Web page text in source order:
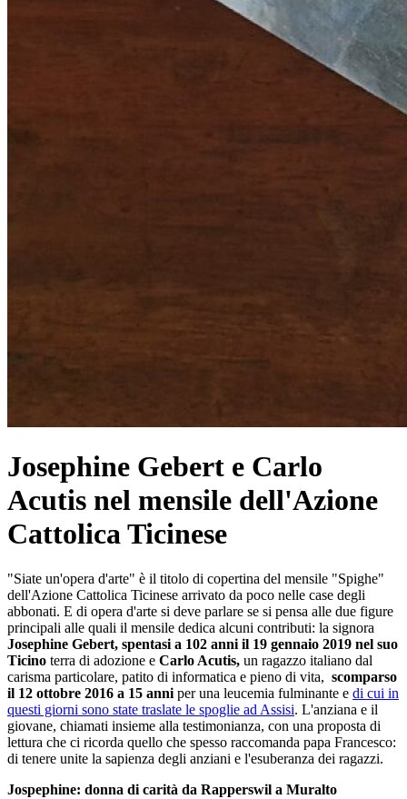
Josephine Gebert e Carlo
Acutis nel mensile dell'Azione
Cattolica Ticinese
"Siate un'opera d'arte" è il titolo di copertina del mensile "Spighe"
dell'Azione Cattolica Ticinese arrivato da poco nelle case degli
abbonati. E di opera d'arte si deve parlare se si pensa alle due figure
principali alle quali il mensile dedica alcuni contributi: la signora
Josephine Gebert, spentasi a 102 anni il 19 gennaio 2019 nel suo
Ticino terra di adozione e Carlo Acutis, un ragazzo italiano dal
carisma particolare, patito di informatica e pieno di vita, scomparso
il 12 ottobre 2016 a 15 anni per una leucemia fulminante e di cui in
questi giorni sono state traslate le spoglie ad Assisi. L'anziana e il
giovane, chiamati insieme alla testimonianza, con una proposta di
lettura che ci ricorda quello che spesso raccomanda papa Francesco:
di tenere unite la sapienza degli anziani e l'esuberanza dei ragazzi.
Jospephine: donna di carità da Rapperswil a Muralto